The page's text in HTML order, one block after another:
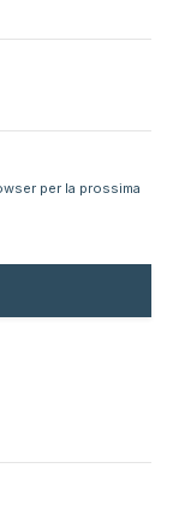
per la prossima